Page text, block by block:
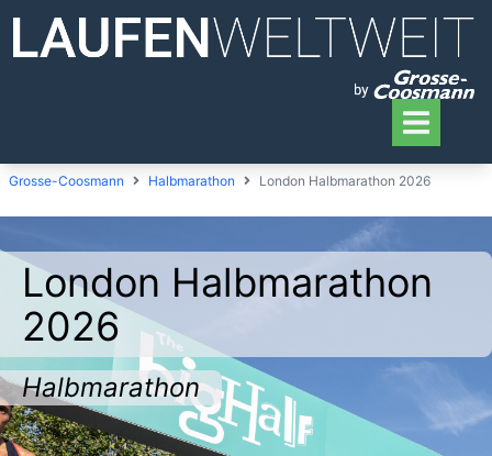
Grosse-Coosmann Halbmarathon London Halbmarathon 2026
London Halbmarathon
2026
Halbmarathon